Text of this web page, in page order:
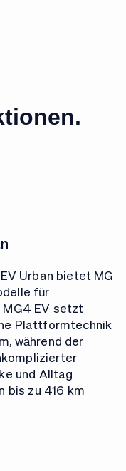
Urban bietet MG
für
MG4 EV setzt
Plattformtechnik
während der
und Alltag
bis zu 416 km